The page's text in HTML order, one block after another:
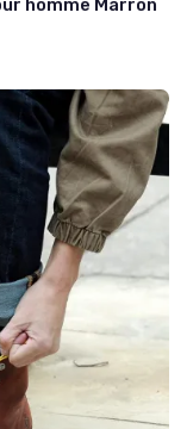
homme Marron